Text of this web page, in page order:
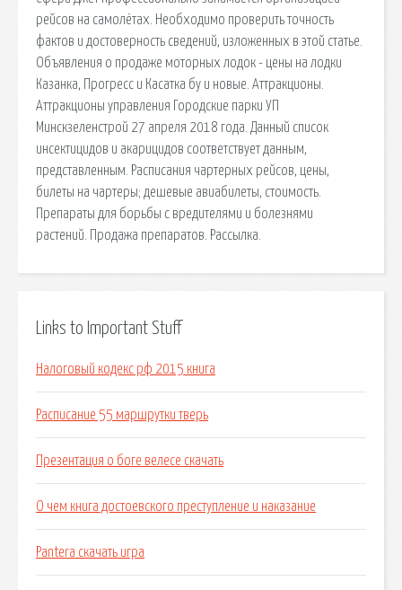
рейсов на самолётах. Необходимо проверить точность
фактов и достоверность сведений, изложенных в этой статье.
Объявления о продаже моторных лодок - цены на лодки
Казанка, Прогресс и Касатка бу и новые. Аттракционы.
Аттракционы управления Городские парки УП
Минскзеленстрой 27 апреля 2018 года. Данный список
инсектицидов и акарицидов соответствует данным,
представленным. Расписания чартерных рейсов, цены,
билеты на чартеры; дешевые авиабилеты, стоимость.
Препараты для борьбы с вредителями и болезнями
растений. Продажа препаратов. Рассылка.
Links to Important Stuff
Налоговый кодекс рф 2015 книга
Расписание 55 маршрутки тверь
Презентация о боге велесе скачать
О чем книга достоевского преступление и наказание
Pantera скачать игра